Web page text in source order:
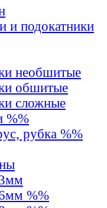
и подокатники
необшитые
обшитые
сложные
%%
рубка %%
%%